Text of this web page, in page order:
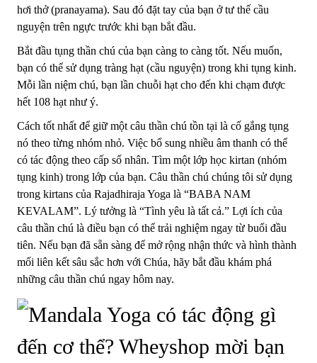
hơi thở (pranayama). Sau đó đặt tay của bạn ở tư thế cầu
nguyện trên ngực trước khi bạn bắt đầu.
Bắt đầu tụng thần chú của bạn càng to càng tốt. Nếu muốn,
bạn có thể sử dụng tràng hạt (cầu nguyện) trong khi tụng kinh.
Mỗi lần niệm chú, bạn lần chuỗi hạt cho đến khi chạm được
hết 108 hạt như ý.
Cách tốt nhất để giữ một câu thần chú tồn tại là cố gắng tụng
nó theo từng nhóm nhỏ. Việc bổ sung nhiều âm thanh có thể
có tác động theo cấp số nhân. Tìm một lớp học kirtan (nhóm
tụng kinh) trong lớp của bạn. Câu thần chú chúng tôi sử dụng
trong kirtans của Rajadhiraja Yoga là “BABA NAM
KEVALAM”. Lý tưởng là “Tình yêu là tất cả.” Lợi ích của
câu thần chú là điều bạn có thể trải nghiệm ngay từ buổi đầu
tiên. Nếu bạn đã sẵn sàng để mở rộng nhận thức và hình thành
mối liên kết sâu sắc hơn với Chúa, hãy bắt đầu khám phá
những câu thần chú ngay hôm nay.